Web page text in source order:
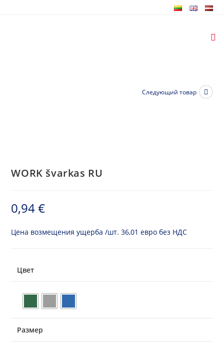
Следующий товар
WORK švarkas RU
0,94€
Цена возмещения ущерба /шт. 36,01 евро без НДС
Цвет
Размер